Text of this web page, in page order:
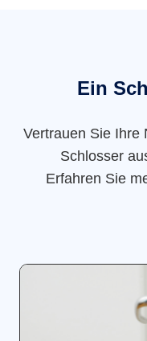
Ein
Vertrauen Sie Ihre
Schlosser
Erfahren Sie